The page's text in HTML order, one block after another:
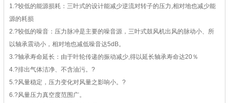
1.?较低的能源损耗：三叶式的设计能减少逆流对转子的压力,相对地也减少能
源的耗损
2.?较低的噪音：压力脉冲是主要的噪音源，三叶式鼓风机出风的脉动小、所
以轴承震动小，相对地也减低噪音达5dB。
3.?轴承寿命延长：由于叶轮传递的振动减少,得以延长轴承寿命达20％
4.?排出气体洁净、不含油污。?
5.?风量稳定，压力变化对风量之影响小。?
6.?风量压力真空度范围广。